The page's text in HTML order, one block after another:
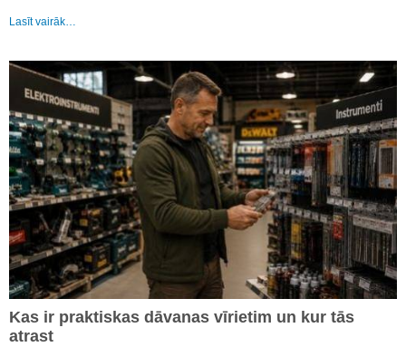
Lasīt vairāk…
Kas ir praktiskas dāvanas vīrietim un kur tās
atrast